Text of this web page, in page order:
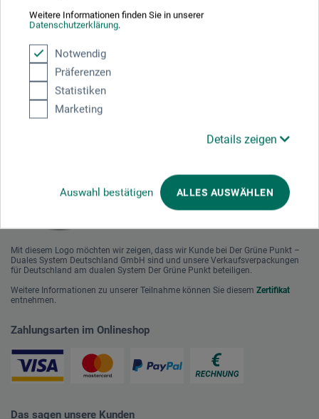
Weitere Informationen finden Sie in unserer
Datenschutzerklärung.
Notwendig
Präferenzen
Statistiken
Marketing
Details zeigen
Auswahl bestätigen ALLES AUSWÄHLEN
Ausgezeichnet sicher
Mit diesem Logo möchten wir zeigen, dass wir Kunde bei Der Grüne Punkt –
Duales System Deutschland GmbH sind und unsere Verkaufsverpackungen
für Deutschland am dualen System Der Grüne Punkt beteiligen.
Weitere Informationen zu unserer Teilnahme können Sie diesem Zertifikat
entnehmen.
Zahlungsarten im Onlineshop
Das sagen unsere Kunden